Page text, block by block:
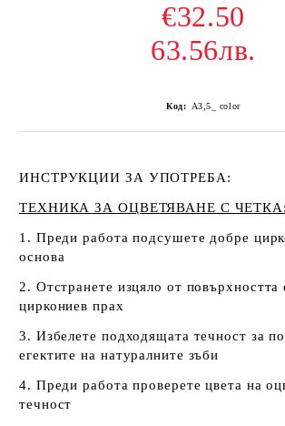
€32.50
63.56лв.
Код: A3,5_ color
ИНСТРУКЦИИ ЗА УПОТРЕБА:
ТЕХНИКА ЗА ОЦВЕТЯВАНЕ С ЧЕТКА:
1. Преди работа подсушете добре
основа
2. Отстранете изцяло от повърхността
циркониев прах
3. Избелете подходящата течност за
егектите на натуралните зъби
4. Преди работа проверете цвета на
течност